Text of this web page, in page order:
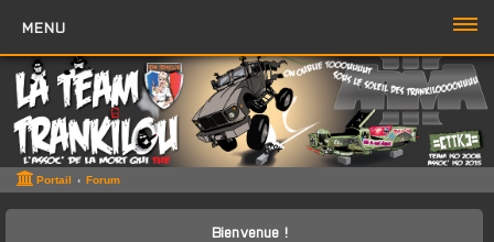
MENU
PORTAIL
FORUM
ZONE TTK
Boutique TTK
Portail Forum
Bienvenue !